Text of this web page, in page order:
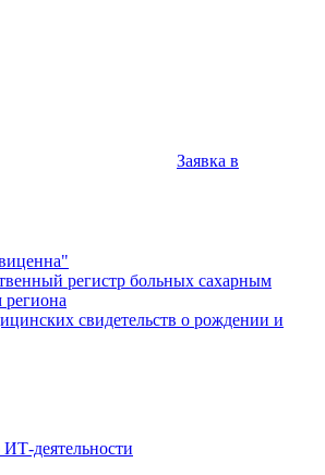
Заявка в
регистр больных сахарным
региона
свидетельств о рождении и
деятельности